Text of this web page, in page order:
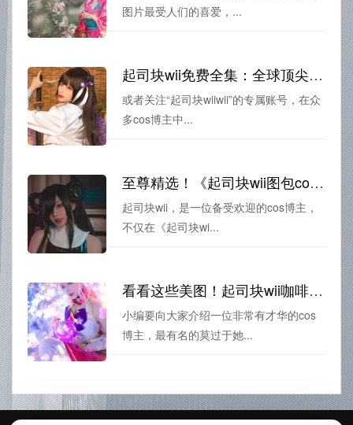
图片最受人们的喜爱，...
起司块wii免费全集：全球顶尖摄影师的精选美图
或者关注“起司块wiiwii”的专属账号，在众
多cos博主中...
至尊精选！《起司块wii图包cos》最佳照片公布
起司块wii，是一位备受欢迎的cos博主，
不仅在《起司块wi...
看看这些美图！起司块wii咖啡透明女仆coser们的原图大曝光
小编要向大家介绍一位非常有才华的cos
博主，最有名的莫过于她...